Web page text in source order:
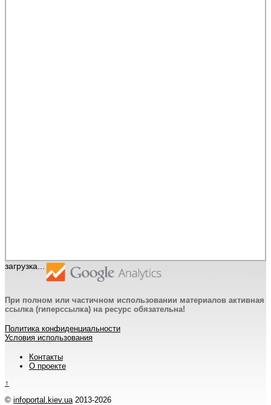
загрузка...
При полном или частичном использовании материалов активная
ссылка (гиперссылка) на ресурс обязательна!
Политика конфиденциальности
Условия использования
Контакты
О проекте
↑
© infoportal.kiev.ua2013-2026